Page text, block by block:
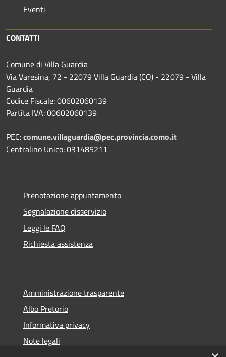
Eventi
CONTATTI
Comune di Villa Guardia
Via Varesina, 72 - 22079 Villa Guardia (CO) - 22079 - Villa
Guardia
Codice Fiscale: 00602060139
Partita IVA: 00602060139
PEC:comune.villaguardia@pec.provincia.como.it
Centralino Unico: 031485211
Prenotazione appuntamento
Segnalazione disservizio
Leggi le FAQ
Richiesta assistenza
Amministrazione trasparente
Albo Pretorio
Informativa privacy
Note legali